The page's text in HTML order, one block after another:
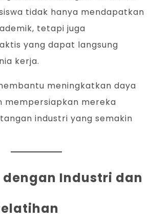
tidak hanya mendapatkan
tetapi juga
yang dapat langsung
kerja.
meningkatkan daya
mempersiapkan mereka
industri yang semakin
Industri dan